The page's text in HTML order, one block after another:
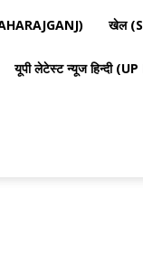
खेल
यूपी लेटेस्ट न्यूज हिन्दी